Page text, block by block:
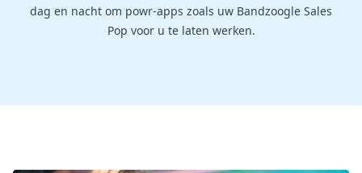
dag en nacht om powr-apps zoals uw Bandzoogle Sales
Pop voor u te laten werken.